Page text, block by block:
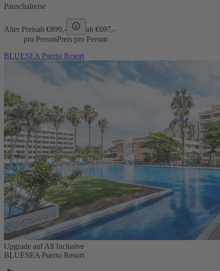
Pauschalreise
Alter Preisab €899,- ab €697,-
pro PersonPreis pro Person
BLUESEA Puerto Resort
Upgrade auf All Inclusive
BLUESEA Puerto Resort